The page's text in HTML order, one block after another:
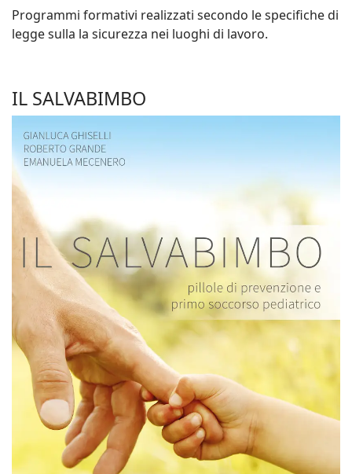
Programmi formativi realizzati secondo le specifiche di
legge sulla la sicurezza nei luoghi di lavoro.
IL SALVABIMBO